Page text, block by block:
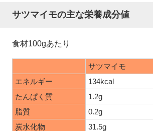
サツマイモの主な栄養成分値
食材100gあたり
サツマイモ
エネルギー
134kcal
たんぱく質
1.2g
脂質
0.2g
炭水化物
31.5g